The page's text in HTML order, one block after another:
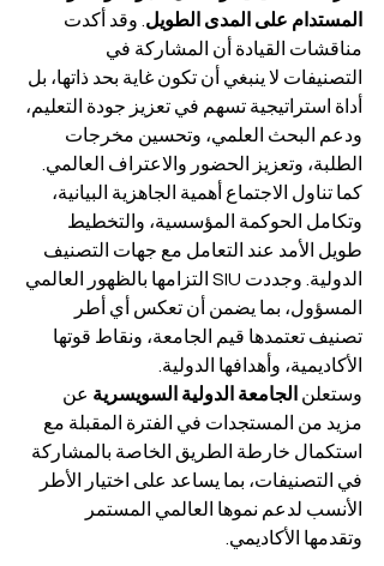
المستدام على المدى الطويل . وقد أكدت
مناقشات القيادة أن المشاركة في
التصنيفات لا ينبغي أن تكون غاية بحد ذاتها، بل
أداة استراتيجية تسهم في تعزيز جودة التعليم،
ودعم البحث العلمي، وتحسين مخرجات
الطلبة، وتعزيز الحضور والاعتراف العالمي.
كما تناول الاجتماع أهمية الجاهزية البيانية،
وتكامل الحوكمة المؤسسية، والتخطيط
طويل الأمد عند التعامل مع جهات التصنيف
الدولية. وجددت SIU التزامها بالظهور العالمي
المسؤول، بما يضمن أن تعكس أي أطر
تصنيف تعتمدها قيم الجامعة، ونقاط قوتها
الأكاديمية، وأهدافها الدولية.
وستعلن الجامعة الدولية السويسرية عن
مزيد من المستجدات في الفترة المقبلة مع
استكمال خارطة الطريق الخاصة بالمشاركة
في التصنيفات، بما يساعد على اختيار الأطر
الأنسب لدعم نموها العالمي المستمر
وتقدمها الأكاديمي.